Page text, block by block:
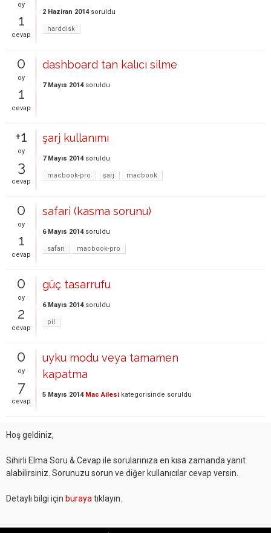
oy
1
cevap
2 Haziran 2014 soruldu
harddisk
0
oy
1
cevap
dashboard tan kalıcı silme
7 Mayıs 2014 soruldu
+1
oy
3
cevap
şarj kullanımı
7 Mayıs 2014 soruldu
macbook-pro şarj macbook
0
oy
1
cevap
safari (kasma sorunu)
6 Mayıs 2014 soruldu
safari macbook-pro
0
oy
2
cevap
güç tasarrufu
6 Mayıs 2014 soruldu
pil
0
oy
7
cevap
uyku modu veya tamamen
kapatma
5 Mayıs 2014 Mac Ailesi kategorisinde soruldu
Hoş geldiniz,
Sihirli Elma Soru & Cevap ile sorularınıza en kısa zamanda yanıt
alabilirsiniz. Sorunuzu sorun ve diğer kullanıcılar cevap versin.
Detaylı bilgi için buraya tıklayın.